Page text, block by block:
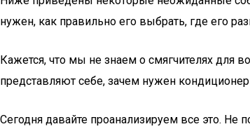
нужен, как правильно его выбрать, где его
Кажется, что мы не знаем о смягчителях для
представляют себе, зачем нужен
Сегодня давайте проанализируем все это. Не